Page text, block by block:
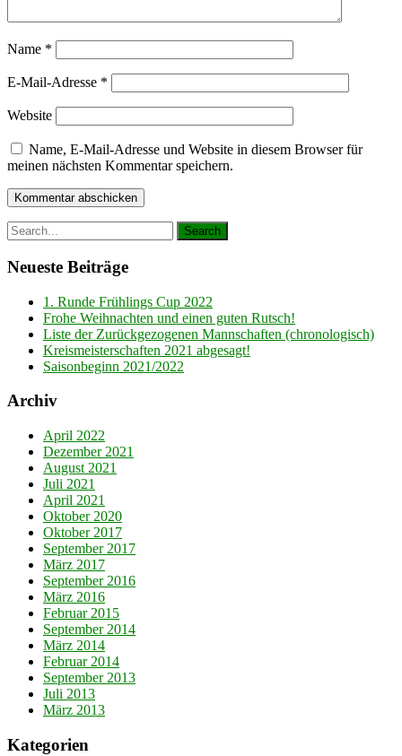
Name *
E-Mail-Adresse *
Website
Name, E-Mail-Adresse und Website in diesem Browser für
meinen nächsten Kommentar speichern.
Neueste Beiträge
1. Runde Frühlings Cup 2022
Frohe Weihnachten und einen guten Rutsch!
Liste der Zurückgezogenen Mannschaften (chronologisch)
Kreismeisterschaften 2021 abgesagt!
Saisonbeginn 2021/2022
Archiv
April 2022
Dezember 2021
August 2021
Juli 2021
April 2021
Oktober 2020
Oktober 2017
September 2017
März 2017
September 2016
März 2016
Februar 2015
September 2014
März 2014
Februar 2014
September 2013
Juli 2013
März 2013
Kategorien